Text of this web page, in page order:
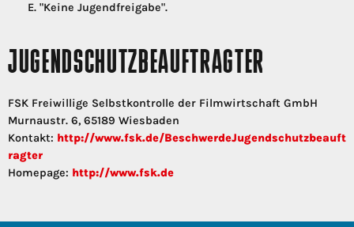
"Keine Jugendfreigabe".
JUGENDSCHUTZBEAUFTRAGTER
FSK Freiwillige Selbstkontrolle der Filmwirtschaft GmbH
Murnaustr. 6, 65189 Wiesbaden
Kontakt: http://www.fsk.de/BeschwerdeJugendschutzbeauft
ragter
Homepage: http://www.fsk.de